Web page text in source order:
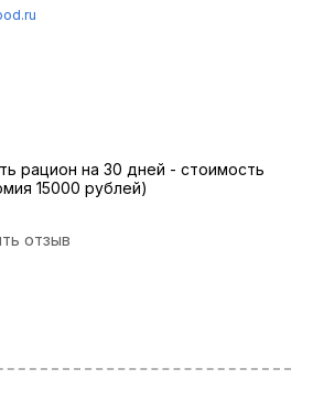
рацион на 30 дней - стоимость
15000 рублей)
отзыв